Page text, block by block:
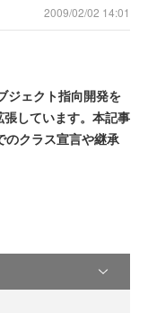
2009/02/02 14:01
ェクト指向開発を
しています。本記事
クラス宣言や継承